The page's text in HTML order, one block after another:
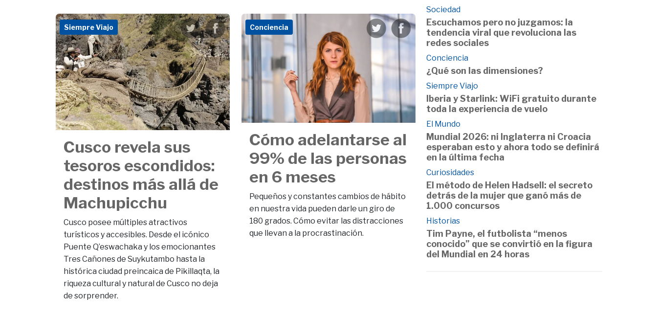
Siempre Viajo
Cusco revela sus
tesoros escondidos:
destinos más allá de
Machupicchu
Cusco posee múltiples atractivos
turísticos y accesibles. Desde el icónico
Puente Q’eswachaka y los emocionantes
Tres Cañones de Suykutambo hasta la
histórica ciudad preincaica de Pikillaqta, la
riqueza cultural y natural de Cusco no deja
de sorprender.
Conciencia
Cómo adelantarse al
99% de las personas
en 6 meses
Pequeños y constantes cambios de hábito
en nuestra vida pueden darle un giro de
180 grados. Cómo evitar las distracciones
que llevan a la procrastinación.
Sociedad
Escuchamos pero no juzgamos: la
tendencia viral que revoluciona las
redes sociales
Conciencia
¿Qué son las dimensiones?
Siempre Viajo
Iberia y Starlink: WiFi gratuito durante
toda la experiencia de vuelo
El Mundo
Mundial 2026: ni Inglaterra ni Croacia
esperaban esto y ahora todo se definirá
en la última fecha
Curiosidades
El método de Helen Hadsell: el secreto
detrás de la mujer que ganó más de
1.000 concursos
Historias
Tim Payne, el futbolista “menos
conocido” que se convirtió en la figura
del Mundial en 24 horas